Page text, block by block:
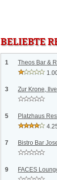
BELIEBTE
1 Theos Bar &
3 Zur Krone,
5 Platzhaus
7 Bistro Bar
9 FACES